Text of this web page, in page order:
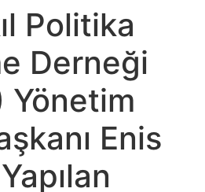
Politika
Derneği
Yönetim
Enis